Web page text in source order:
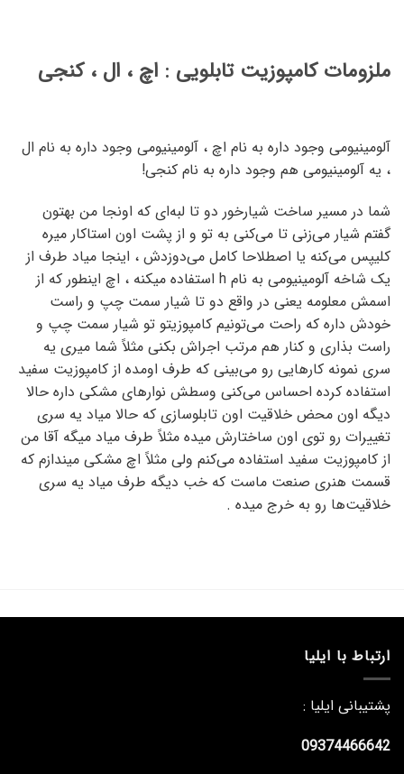
ملزومات کامپوزیت تابلویی : اچ ، ال ، کنجی
آلومینیومی وجود داره به نام اچ ، آلومینیومی وجود داره به نام ال
، یه آلومینیومی هم وجود داره به نام کنجی!
شما در مسیر ساخت شیارخور دو تا لبه‌ای که اونجا من بهتون
گفتم شیار می‌زنی تا می‌کنی به تو و از پشت اون استاکار میره
کلیپس می‌کنه یا اصطلاحا کامل می‌دوزدش ، اینجا میاد طرف از
یک شاخه آلومینیومی به نام h استفاده میکنه ، اچ اینطور که از
اسمش معلومه یعنی در واقع دو تا شیار سمت چپ و راست
خودش داره که راحت می‌تونیم کامپوزیتو تو شیار سمت چپ و
راست بذاری و کنار هم مرتب اجراش بکنی مثلاً شما میری یه
سری نمونه کارهایی رو می‌بینی که طرف اومده از کامپوزیت سفید
استفاده کرده احساس می‌کنی وسطش نوارهای مشکی داره حالا
دیگه اون محض خلاقیت اون تابلوسازی که حالا میاد یه سری
تغییرات رو توی اون ساختارش میده مثلاً طرف میاد میگه آقا من
از کامپوزیت سفید استفاده می‌کنم ولی مثلاً اچ مشکی میندازم که
قسمت هنری صنعت ماست که خب دیگه طرف میاد یه سری
خلاقیت‌ها رو به خرج میده .
ارتباط با ایلیا
پشتیبانی ایلیا :
09374466642